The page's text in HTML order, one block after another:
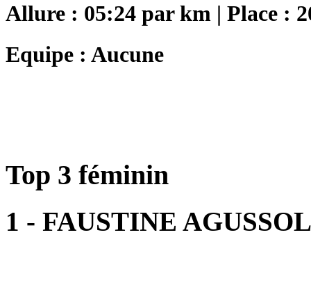
Allure : 05:24 par km | Place :
Equipe : Aucune
Top 3 féminin
1 - FAUSTINE AGUSSOL